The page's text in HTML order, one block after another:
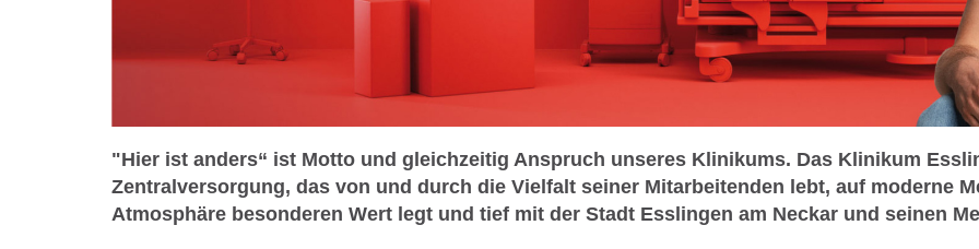
"Hier ist anders“ ist Motto und gleichzeitig Anspruch unseres Klinikums. Das Klinikum
Zentralversorgung, das von und durch die Vielfalt seiner Mitarbeitenden lebt, auf moderne
Atmosphäre besonderen Wert legt und tief mit der Stadt Esslingen am Neckar und seinen